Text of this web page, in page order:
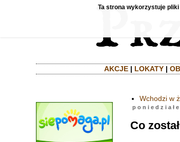
AKCJE| LOKATY|
Wchodzi w
Co
Ta strona wykorzystuje